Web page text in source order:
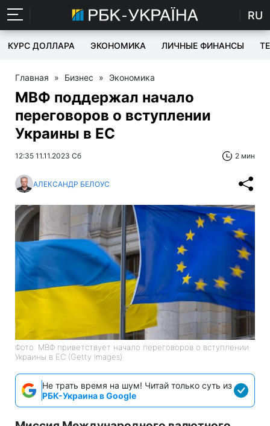
RU
КУРС ДОЛЛАРА ЭКОНОМИКА ЛИЧНЫЕ ФИНАНСЫ
Главная » Бизнес » Экономика
МВФ поддержал начало
переговоров о вступлении
Украины в ЕС
12:35 11.11.2023 Сб 2 мин
АЛЕКСАНДР БЕЛОУС
Фото: МВФ приветствует начало переговоров о вступлении
Украины в ЕС (Getty Images)
Не трать время на шум! Читай только суть из
РБК-Украина в Google